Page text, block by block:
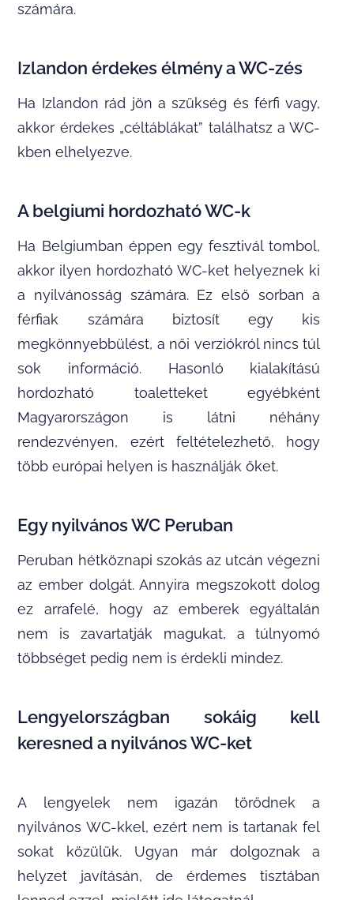
számára.
Izlandon érdekes élmény a WC-zés
Ha Izlandon rád jön a szükség és férfi vagy,
akkor érdekes „céltáblákat” találhatsz a WC-
kben elhelyezve.
A belgiumi hordozható WC-k
Ha Belgiumban éppen egy fesztivál tombol,
akkor ilyen hordozható WC-ket helyeznek ki
a nyilvánosság számára. Ez első sorban a
férfiak számára biztosít egy kis
megkönnyebbülést, a női verziókról nincs túl
sok információ. Hasonló kialakítású
hordozható toaletteket egyébként
Magyarországon is látni néhány
rendezvényen, ezért feltételezhető, hogy
több európai helyen is használják őket.
Egy nyilvános WC Peruban
Peruban hétköznapi szokás az utcán végezni
az ember dolgát. Annyira megszokott dolog
ez arrafelé, hogy az emberek egyáltalán
nem is zavartatják magukat, a túlnyomó
többséget pedig nem is érdekli mindez.
Lengyelországban sokáig kell
keresned a nyilvános WC-ket
A lengyelek nem igazán törődnek a
nyilvános WC-kkel, ezért nem is tartanak fel
sokat közülük. Ugyan már dolgoznak a
helyzet javításán, de érdemes tisztában